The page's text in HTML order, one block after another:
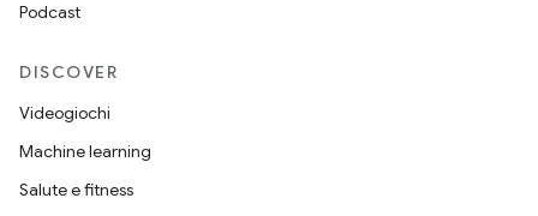
Podcast
DISCOVER
Videogiochi
Machine learning
Salute e fitness